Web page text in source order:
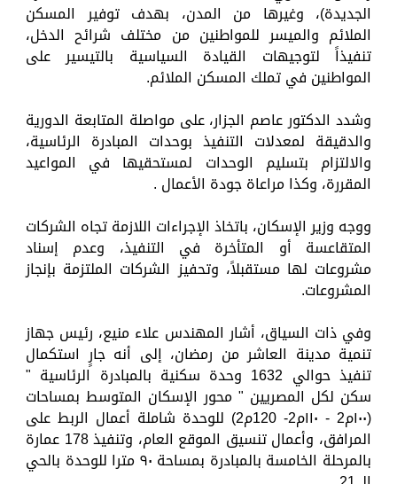
الجديدة)، وغيرها من المدن، بهدف توفير المسكن
الملائم والميسر للمواطنين من مختلف شرائح الدخل،
تنفيذاً لتوجيهات القيادة السياسية بالتيسير على
المواطنين في تملك المسكن الملائم.
وشدد الدكتور عاصم الجزار، على مواصلة المتابعة الدورية
والدقيقة لمعدلات التنفيذ بوحدات المبادرة الرئاسية،
والالتزام بتسليم الوحدات لمستحقيها في المواعيد
المقررة، وكذا مراعاة جودة الأعمال .
ووجه وزير الإسكان، باتخاذ الإجراءات اللازمة تجاه الشركات
المتقاعسة أو المتأخرة في التنفيذ، وعدم إسناد
مشروعات لها مستقبلاً، وتحفيز الشركات الملتزمة بإنجاز
المشروعات.
وفي ذات السياق، أشار المهندس علاء منيع، رئيس جهاز
تنمية مدينة العاشر من رمضان، إلى أنه جارٍ استكمال
تنفيذ حوالي 1632 وحدة سكنية بالمبادرة الرئاسية "
سكن لكل المصريين " محور الإسكان المتوسط بمساحات
(١٠٠م2 - ١١٠م2- 120م2) للوحدة شاملة أعمال الربط على
المرافق، وأعمال تنسيق الموقع العام، وتنفيذ 178 عمارة
بالمرحلة الخامسة بالمبادرة بمساحة ٩٠ مترا للوحدة بالحي